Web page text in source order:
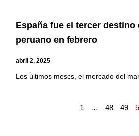
España fue el tercer destino
peruano en febrero
abril 2, 2025
Los últimos meses, el mercado del
1 … 48 49